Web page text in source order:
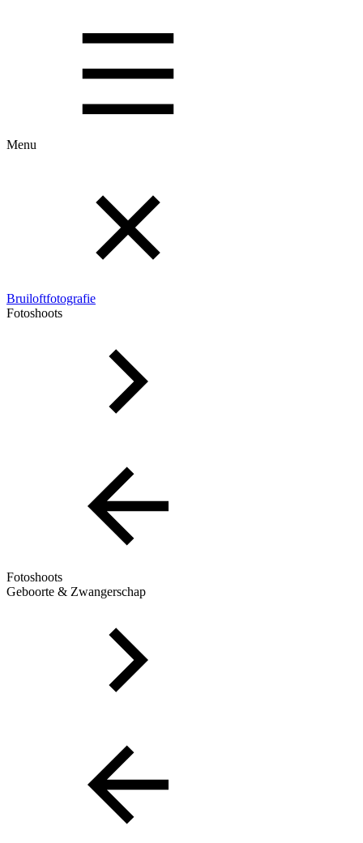
Menu
Bruiloftfotografie
Fotoshoots
Fotoshoots
Geboorte & Zwangerschap